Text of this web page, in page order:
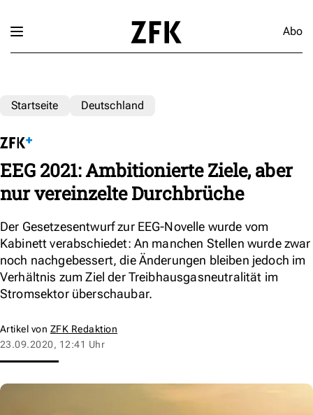
Abo
Startseite Deutschland
EEG 2021: Ambitionierte Ziele, aber
nur vereinzelte Durchbrüche
Der Gesetzesentwurf zur EEG-Novelle wurde vom
Kabinett verabschiedet: An manchen Stellen wurde zwar
noch nachgebessert, die Änderungen bleiben jedoch im
Verhältnis zum Ziel der Treibhausgasneutralität im
Stromsektor überschaubar.
Artikel von ZFK Redaktion
23.09.2020, 12:41 Uhr